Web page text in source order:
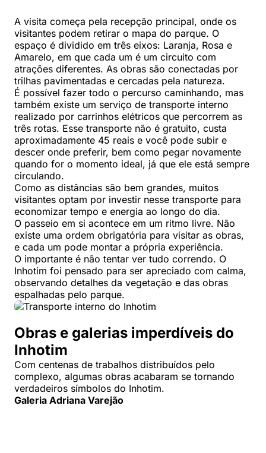
A visita começa pela recepção principal, onde os
visitantes podem retirar o mapa do parque. O
espaço é dividido em três eixos: Laranja, Rosa e
Amarelo, em que cada um é um circuito com
atrações diferentes. As obras são conectadas por
trilhas pavimentadas e cercadas pela natureza.
É possível fazer todo o percurso caminhando, mas
também existe um serviço de transporte interno
realizado por carrinhos elétricos que percorrem as
três rotas. Esse transporte não é gratuito, custa
aproximadamente 45 reais e você pode subir e
descer onde preferir, bem como pegar novamente
quando for o momento ideal, já que ele está sempre
circulando.
Como as distâncias são bem grandes, muitos
visitantes optam por investir nesse transporte para
economizar tempo e energia ao longo do dia.
O passeio em si acontece em um ritmo livre. Não
existe uma ordem obrigatória para visitar as obras,
e cada um pode montar a própria experiência.
O importante é não tentar ver tudo correndo. O
Inhotim foi pensado para ser apreciado com calma,
observando detalhes da vegetação e das obras
espalhadas pelo parque.
Obras e galerias imperdíveis do
Inhotim
Com centenas de trabalhos distribuídos pelo
complexo, algumas obras acabaram se tornando
verdadeiros símbolos do Inhotim.
Galeria Adriana Varejão